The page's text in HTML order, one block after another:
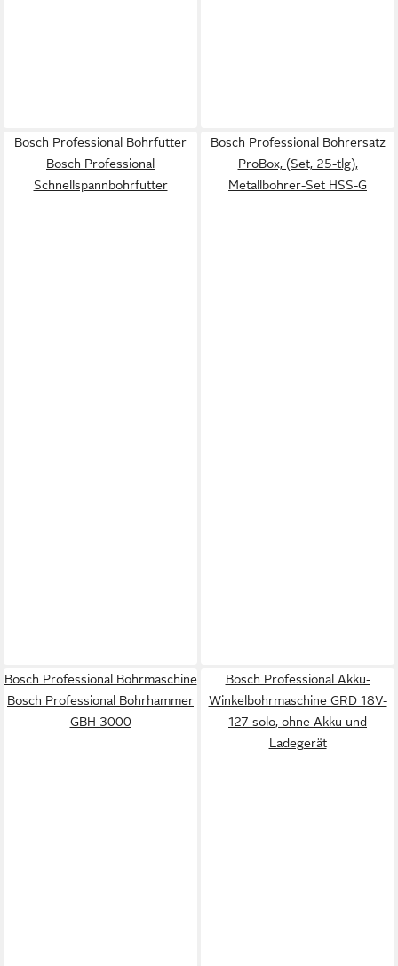
Bosch Professional Bohrfutter
Bosch Professional
Schnellspannbohrfutter
Bosch Professional Bohrersatz
ProBox, (Set, 25-tlg),
Metallbohrer-Set HSS-G
Bosch Professional Bohrmaschine
Bosch Professional Bohrhammer
GBH 3000
Bosch Professional Akku-
Winkelbohrmaschine GRD 18V-
127 solo, ohne Akku und
Ladegerät